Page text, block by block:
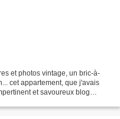
et photos vintage, un bric-à-
cet appartement, que j'avais
et savoureux blog